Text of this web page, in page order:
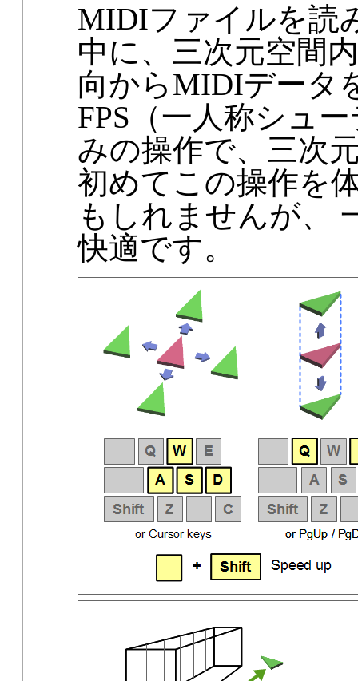
MIDIファイルを読
中に、三次元空間
向からMIDIデータ
FPS（一人称シュ
みの操作で、三次
初めてこの操作を
もしれませんが、
快適です。